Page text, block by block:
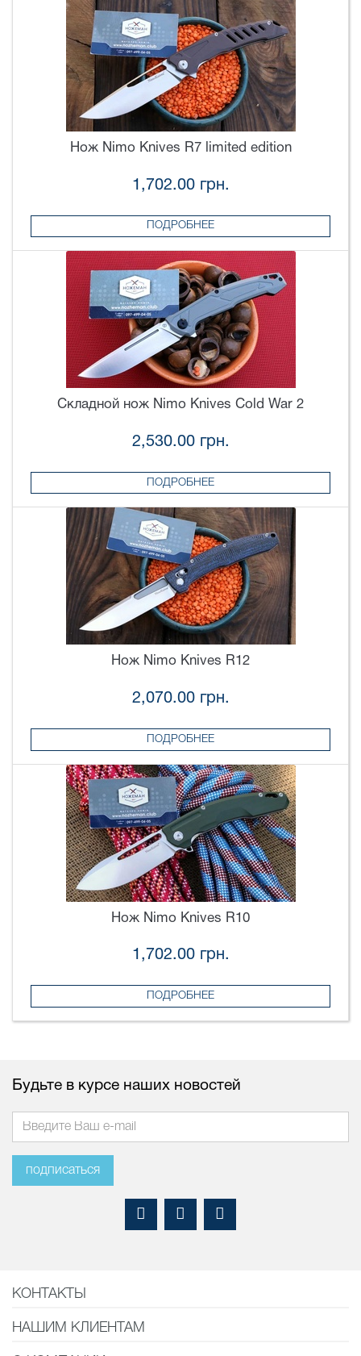
Нож Nimo Knives R7 limited edition
1,702.00 грн.
ПОДРОБНЕЕ
Складной нож Nimo Knives Cold War 2
2,530.00 грн.
ПОДРОБНЕЕ
Нож Nimo Knives R12
2,070.00 грн.
ПОДРОБНЕЕ
Нож Nimo Knives R10
1,702.00 грн.
ПОДРОБНЕЕ
Будьте в курсе наших новостей
подписаться
КОНТАКТЫ
НАШИМ КЛИЕНТАМ